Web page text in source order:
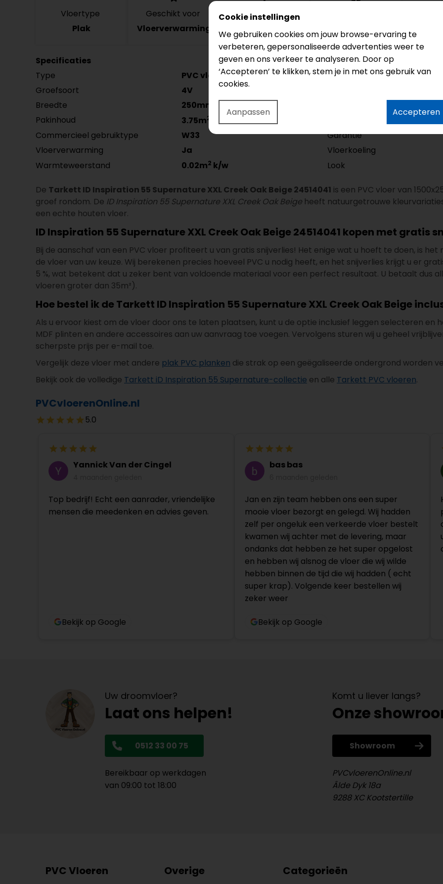
Vloertype
Plak
Geschikt voor
Vloerverwarming
Groef
4V
20 jaar
Specificaties
Type
PVC vloer Model
Groefsoort
4V
Breedte
250mm
Pakinhoud
3.75m2
Commercieel gebruiktype
W33 Garantie
Vloerverwarming
Ja Vloerkoeling
Warmteweerstand
0.02m2 k/w Look
De Tarkett ID Inspiration 55 Supernature XXL Creek Oak Beige 24514041 is een PVC vloer van
groef rondom. De ID Inspiration 55 Supernature XXL Creek Oak Beige heeft natuurgetrouwe
een echte houten vloer.
ID Inspiration 55 Supernature XXL Creek Oak Beige 24514041 kopen met gratis
Bij de aanschaf van een PVC vloer profiteert u van gratis snijverlies! Het enige wat u hoeft te doen, is
de vloer van uw keuze. Wij berekenen precies hoeveel PVC u nodig heeft, en het snijverlies krijgt u er
5 %, wat betekent dat u zeker bent van voldoende materiaal voor een perfect resultaat. U betaalt dus
vloeren groter dan 35m²).
Hoe bestel ik de Tarkett ID Inspiration 55 Supernature XXL Creek Oak Beige
Als u ervoor kiest om de vloer door ons te laten plaatsen, kunt u de optie inclusief leggen selecteren en
MDF plinten en andere accessoires aan uw aanvraag toe voegen. Vervolgens sturen wij u geheel
scherpste prijs per e-mail toe.
Vergelijk deze vloer met andere plak PVC planken die strak op een geëgaliseerde ondergrond worden
Bekijk ook de volledige Tarkett iD Inspiration 55 Supernature-collectie en alle Tarkett PVC vloeren.
PVCvloerenOnline.nl
5.0
Yannick Van der Cingel
Top bedrijf! Echt een aanrader, vriendelijke
mensen die meedenken en advies geven.
Bekijk op Google
bas bas
Jan en zijn team hebben ons een super
mooie vloer bezorgt en gelegd. Wij hadden
zelf per ongeluk een verkeerde vloer bestelt
kwamen wij achter met de levering, maar
ondanks dat hebben ze het super opgelost
en hebben wij alsnog de vloer die wij wilde
hebben binnen de tijd die wij hadden ( echt
super krap). Volgende keer bestellen wij
zeker weer
Bekijk op Google
Cookie instellingen
We gebruiken cookies om jouw browse-ervaring te
verbeteren, gepersonaliseerde advertenties weer te
geven en ons verkeer te analyseren. Door op
‘Accepteren’ te klikken, stem je in met ons gebruik van
cookies.
Aanpassen Accepteren
Uw droomvloer?
Laat ons helpen!
0512 33 00 75
Bereikbaar op werkdagen
van 09:00 tot 18:00
Komt u liever langs?
Onze
Showroom
PVCvloerenOnline.nl
Âlde Dyk 18a
9288 XC Kootstertille
PVC Vloeren Overige Categorieën